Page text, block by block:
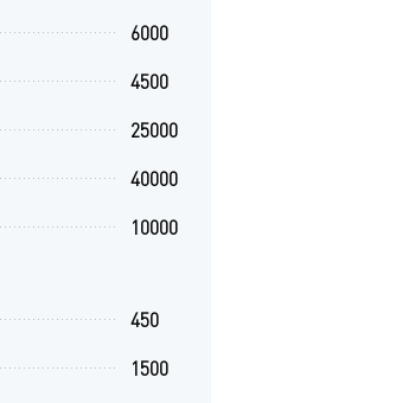
6000
4500
25000
40000
10000
450
1500